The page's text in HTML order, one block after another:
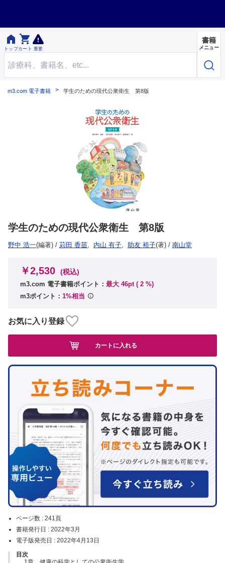

トップ

カート 重要
書籍
メニュー
m3.com 電子書籍 学生のための現代公衆衛生 第8版
学生のための現代公衆衛生 第8版
野中 浩一(編著) / 苅田 香苗, 内山 有子, 助友 裕子(著) / 南山堂
ページ数 : 241頁
書籍発行日 : 2022年3月
電子版発売日 : 2022年4月13日
目次
￥2,530 (税込)
m3.com 電子書籍ポイント： 最大 46pt ( 2 %)
m3ポイント： 1%相当
お気に入り登録
カートに入れる